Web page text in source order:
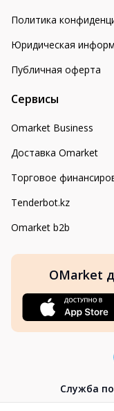
Политика
Юридическая
Публичная оферта
Сервисы
Omarket Business
Доставка Omarket
Торговое
Tenderbot.kz
Omarket b2b
OMarket
Cлужба